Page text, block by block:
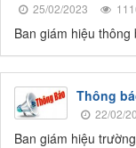
25/02/2023
Ban giám hiệu
Thông
22/02/
Ban giám hiệu